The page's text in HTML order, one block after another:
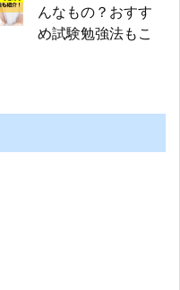
んなもの？おすす
め試験勉強法もこ